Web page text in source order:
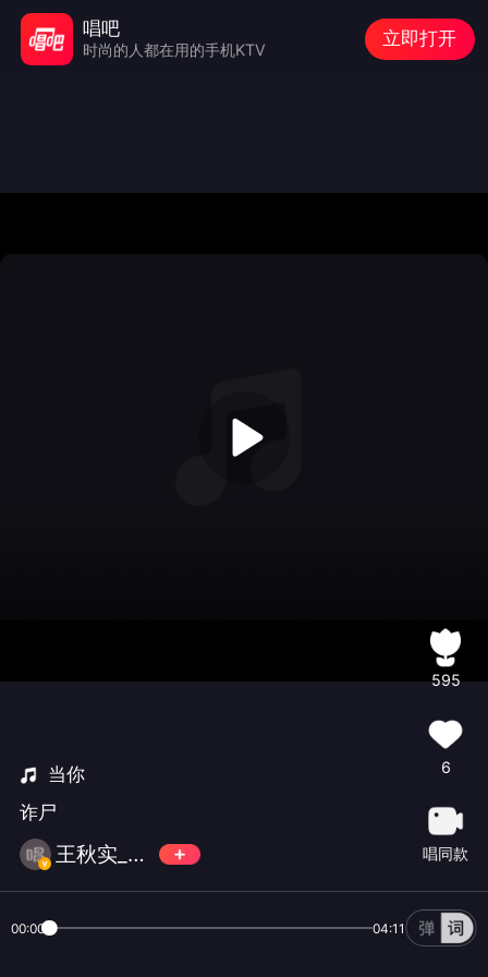
当你
诈尸
王秋实_Professor
595
6
唱同款
00:00 04:11
唱吧
时尚的人都在用的手机KTV
立即打开